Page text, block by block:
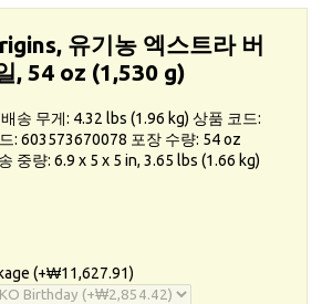
유기농 엑스트라 버
, 54 oz (1,530 g)
송 무게: 4.32 lbs (1.96 kg) 상품 코드:
: 603573670078 포장 수량: 54 oz
중량: 6.9 x 5 x 5 in, 3.65 lbs (1.66 kg)
(+₩11,627.91)